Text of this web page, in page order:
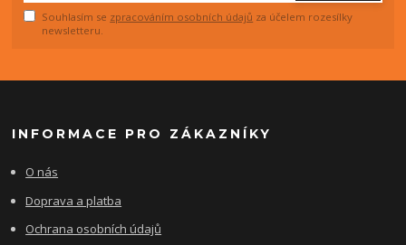
Souhlasím se zpracováním osobních údajů za účelem rozesílky
newsletteru.
INFORMACE PRO ZÁKAZNÍKY
O nás
Doprava a platba
Ochrana osobních údajů